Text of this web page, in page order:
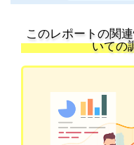
このレポートの関
いての